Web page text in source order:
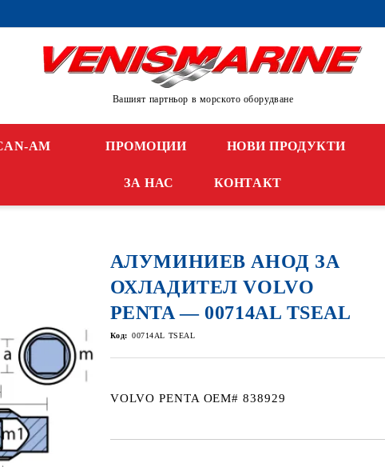
Вашият партньор в морското оборудване
AM ПРОМОЦИИ НОВИ ПРОДУКТИ
ЗА НАС КОНТАКТ
АЛУМИНИЕВ АНОД ЗА
ОХЛАДИТЕЛ VOLVO
PENTA — 00714AL TSEAL
Код: 00714AL TSEAL
VOLVO PENTA OEM# 838929